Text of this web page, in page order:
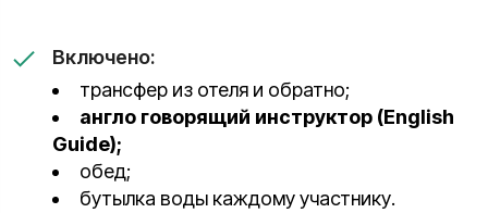
Включено:
трансфер из отеля и обратно;
англо говорящий инструктор (English
Guide);
обед;
бутылка воды каждому участнику.